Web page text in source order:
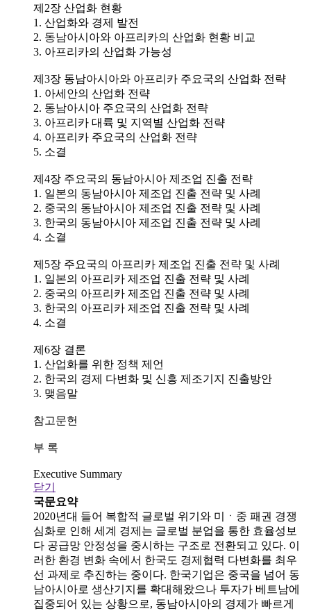
제2장 산업화 현황
1. 산업화와 경제 발전
2. 동남아시아와 아프리카의 산업화 현황 비교
3. 아프리카의 산업화 가능성
제3장 동남아시아와 아프리카 주요국의 산업화 전략
1. 아세안의 산업화 전략
2. 동남아시아 주요국의 산업화 전략
3. 아프리카 대륙 및 지역별 산업화 전략
4. 아프리카 주요국의 산업화 전략
5. 소결
제4장 주요국의 동남아시아 제조업 진출 전략
1. 일본의 동남아시아 제조업 진출 전략 및 사례
2. 중국의 동남아시아 제조업 진출 전략 및 사례
3. 한국의 동남아시아 제조업 진출 전략 및 사례
4. 소결
제5장 주요국의 아프리카 제조업 진출 전략 및 사례
1. 일본의 아프리카 제조업 진출 전략 및 사례
2. 중국의 아프리카 제조업 진출 전략 및 사례
3. 한국의 아프리카 제조업 진출 전략 및 사례
4. 소결
제6장 결론
1. 산업화를 위한 정책 제언
2. 한국의 경제 다변화 및 신흥 제조기지 진출방안
3. 맺음말
참고문헌
부 록
Executive Summary
닫기
국문요약
2020년대 들어 복합적 글로벌 위기와 미ㆍ중 패권 경쟁
심화로 인해 세계 경제는 글로벌 분업을 통한 효율성보
다 공급망 안정성을 중시하는 구조로 전환되고 있다. 이
러한 환경 변화 속에서 한국도 경제협력 다변화를 최우
선 과제로 추진하는 중이다. 한국기업은 중국을 넘어 동
남아시아로 생산기지를 확대해왔으나 투자가 베트남에
집중되어 있는 상황으로, 동남아시아의 경제가 빠르게